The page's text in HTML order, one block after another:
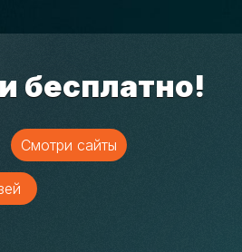
бесплатно!
Смотри сайты